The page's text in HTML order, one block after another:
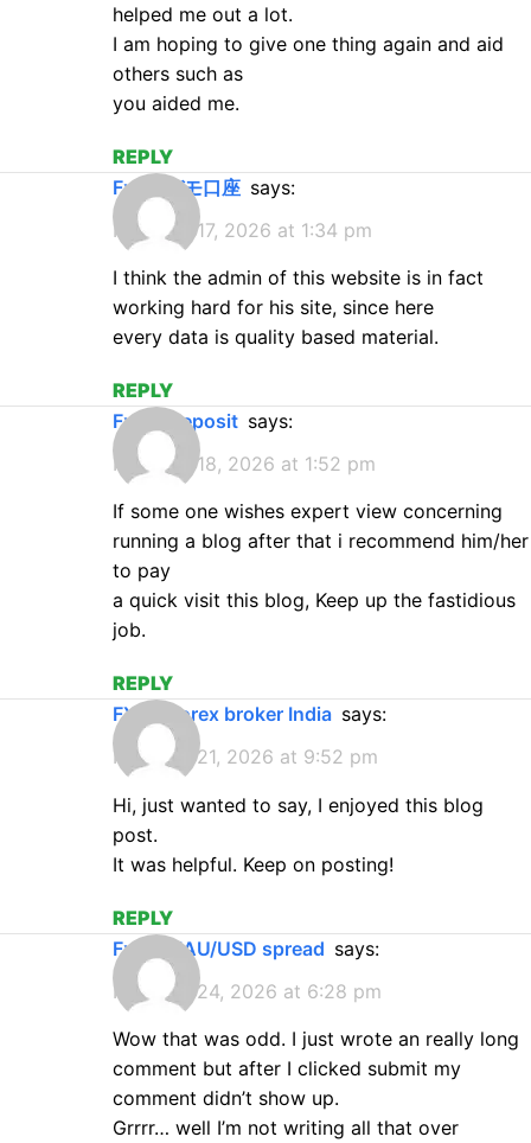
helped me out a lot.
I am hoping to give one thing again and aid
others such as
you aided me.
REPLY
FxProデモ口座 says:
February 17, 2026 at 1:34 pm
I think the admin of this website is in fact
working hard for his site, since here
every data is quality based material.
REPLY
FxPro deposit says:
February 18, 2026 at 1:52 pm
If some one wishes expert view concerning
running a blog after that i recommend him/her
to pay
a quick visit this blog, Keep up the fastidious
job.
REPLY
FXPro forex broker India says:
February 21, 2026 at 9:52 pm
Hi, just wanted to say, I enjoyed this blog
post.
It was helpful. Keep on posting!
REPLY
FxPro XAU/USD spread says:
February 24, 2026 at 6:28 pm
Wow that was odd. I just wrote an really long
comment but after I clicked submit my
comment didn’t show up.
Grrrr… well I’m not writing all that over